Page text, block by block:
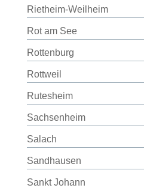
Rietheim-Weilheim
Rot am See
Rottenburg
Rottweil
Rutesheim
Sachsenheim
Salach
Sandhausen
Sankt Johann